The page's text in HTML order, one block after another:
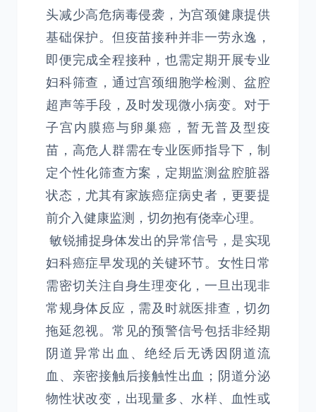
头减少高危病毒侵袭，为宫颈健康提供
基础保护。但疫苗接种并非一劳永逸，
即便完成全程接种，也需定期开展专业
妇科筛查，通过宫颈细胞学检测、盆腔
超声等手段，及时发现微小病变。对于
子宫内膜癌与卵巢癌，暂无普及型疫
苗，高危人群需在专业医师指导下，制
定个性化筛查方案，定期监测盆腔脏器
状态，尤其有家族癌症病史者，更要提
前介入健康监测，切勿抱有侥幸心理。
敏锐捕捉身体发出的异常信号，是实现
妇科癌症早发现的关键环节。女性日常
需密切关注自身生理变化，一旦出现非
常规身体反应，需及时就医排查，切勿
拖延忽视。常见的预警信号包括非经期
阴道异常出血、绝经后无诱因阴道流
血、亲密接触后接触性出血；阴道分泌
物性状改变，出现量多、水样、血性或